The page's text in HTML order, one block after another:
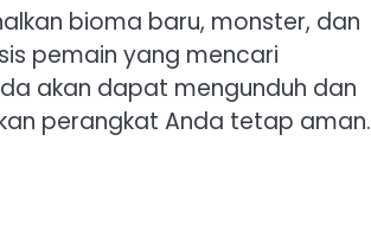
bioma baru, monster, dan
pemain yang mencari
akan dapat mengunduh dan
perangkat Anda tetap aman.